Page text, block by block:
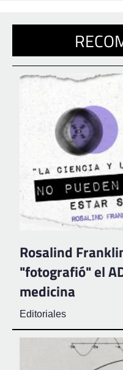
Rosalind
"fotografió" el
medicina
Editoriales